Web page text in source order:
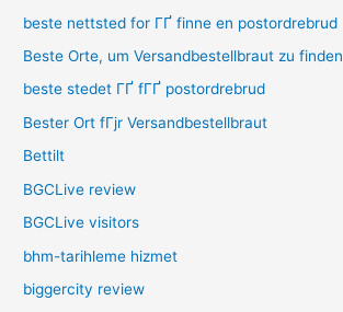
beste nettsted for ГҐ finne en postordrebrud
Beste Orte, um Versandbestellbraut zu finden
beste stedet ГҐ fГҐ postordrebrud
Bester Ort fГјr Versandbestellbraut
Bettilt
BGCLive review
BGCLive visitors
bhm-tarihleme hizmet
biggercity review